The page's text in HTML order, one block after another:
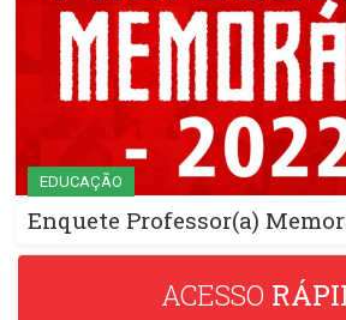
EDUCAÇÃO
Enquete Professor(a)
ACESSO